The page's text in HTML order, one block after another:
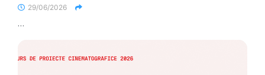
29/06/2026
...